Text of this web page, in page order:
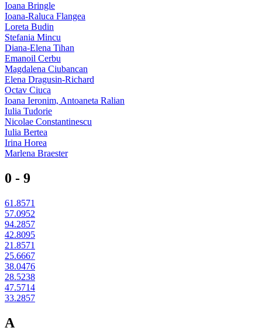
Ioana Bringle
Ioana-Raluca Flangea
Loreta Budin
Stefania Mincu
Diana-Elena Tihan
Emanoil Cerbu
Magdalena Ciubancan
Elena Dragusin-Richard
Octav Ciuca
Ioana Ieronim, Antoaneta Ralian
Iulia Tudorie
Nicolae Constantinescu
Iulia Bertea
Irina Horea
Marlena Braester
0 - 9
61.8571
57.0952
94.2857
42.8095
21.8571
25.6667
38.0476
28.5238
47.5714
33.2857
A